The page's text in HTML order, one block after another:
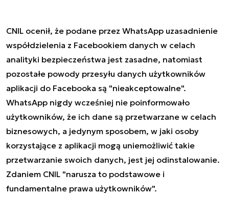
CNIL ocenił, że podane przez WhatsApp uzasadnienie
współdzielenia z Facebookiem danych w celach
analityki bezpieczeństwa jest zasadne, natomiast
pozostałe powody przesyłu danych użytkowników
aplikacji do Facebooka są "nieakceptowalne".
WhatsApp nigdy wcześniej nie poinformowało
użytkowników, że ich dane są przetwarzane w celach
biznesowych, a jedynym sposobem, w jaki osoby
korzystające z aplikacji mogą uniemożliwić takie
przetwarzanie swoich danych, jest jej odinstalowanie.
Zdaniem CNIL "narusza to podstawowe i
fundamentalne prawa użytkowników".